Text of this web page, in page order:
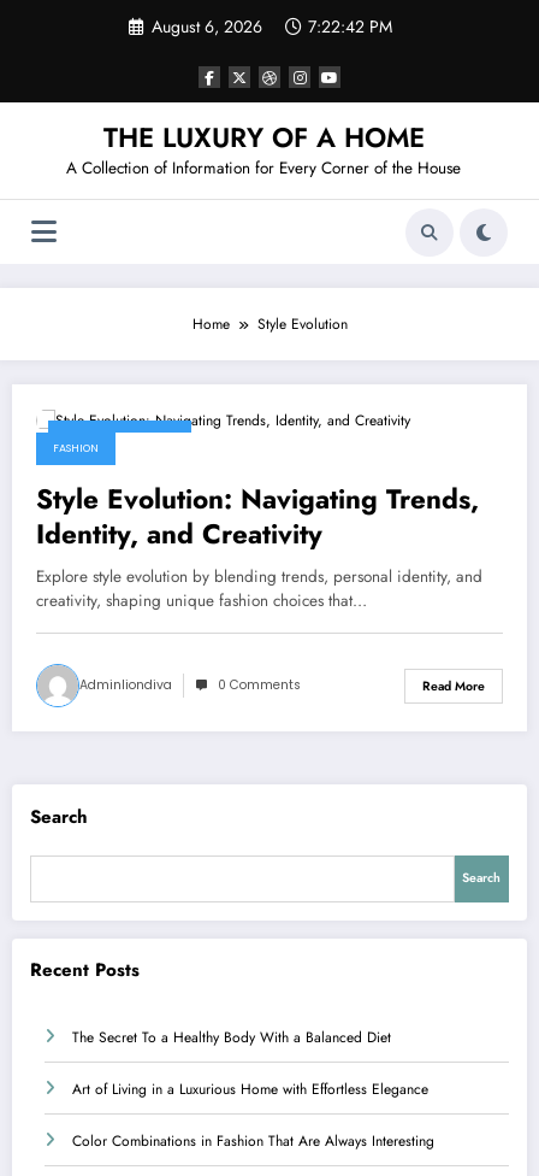
August 6, 2026 7:22:42 PM
THE LUXURY OF A HOME
A Collection of Information for Every Corner of the House
Home Style Evolution
FASHION
Style Evolution: Navigating Trends,
Identity, and Creativity
Explore style evolution by blending trends, personal identity, and
creativity, shaping unique fashion choices that…
Adminliondiva 0 Comments Read More
Search
Search
Recent Posts
The Secret To a Healthy Body With a Balanced Diet
Art of Living in a Luxurious Home with Effortless Elegance
Color Combinations in Fashion That Are Always Interesting